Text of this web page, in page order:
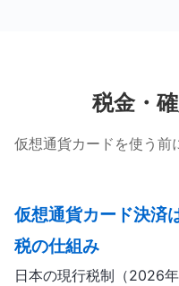
税金・
仮想通貨カードを使う前
仮想通貨カード決済
税の仕組み
日本の現行税制（2026